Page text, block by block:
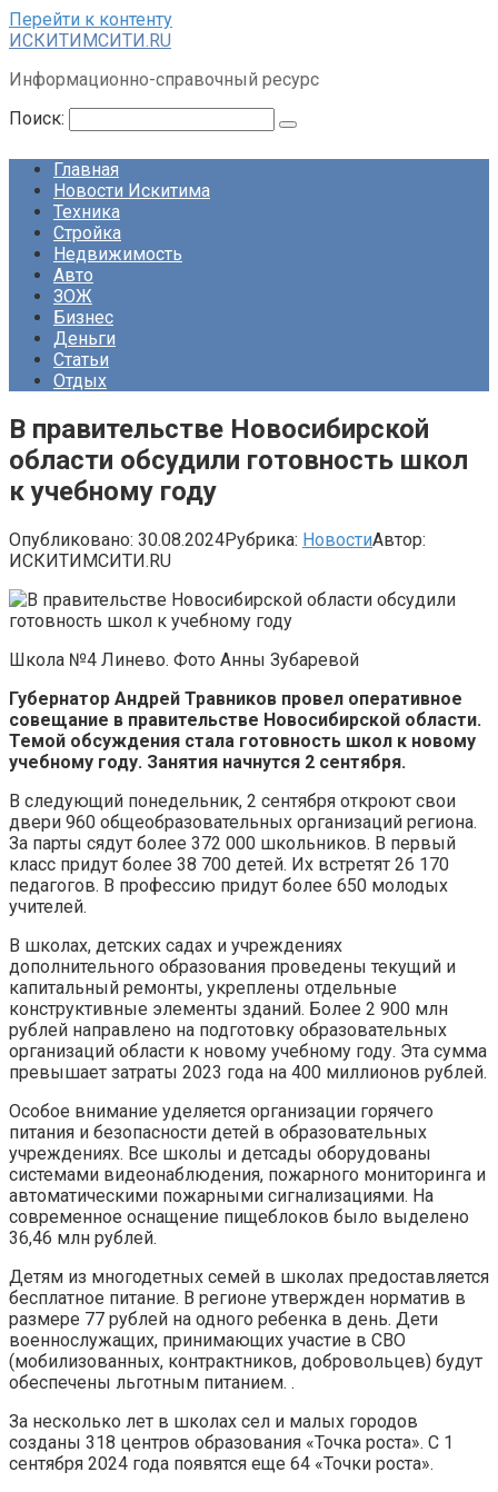
Перейти к контенту
ИСКИТИМСИТИ.RU
Информационно-справочный ресурс
Поиск:
Главная
Новости Искитима
Техника
Стройка
Недвижимость
Авто
ЗОЖ
Бизнес
Деньги
Статьи
Отдых
В правительстве Новосибирской
области обсудили готовность школ
к учебному году
Опубликовано: 30.08.2024Рубрика: НовостиАвтор:
ИСКИТИМСИТИ.RU
Школа №4 Линево. Фото Анны Зубаревой
Губернатор Андрей Травников провел оперативное
совещание в правительстве Новосибирской области.
Темой обсуждения стала готовность школ к новому
учебному году. Занятия начнутся 2 сентября.
В следующий понедельник, 2 сентября откроют свои
двери 960 общеобразовательных организаций региона.
За парты сядут более 372 000 школьников. В первый
класс придут более 38 700 детей. Их встретят 26 170
педагогов. В профессию придут более 650 молодых
учителей.
В школах, детских садах и учреждениях
дополнительного образования проведены текущий и
капитальный ремонты, укреплены отдельные
конструктивные элементы зданий. Более 2 900 млн
рублей направлено на подготовку образовательных
организаций области к новому учебному году. Эта сумма
превышает затраты 2023 года на 400 миллионов рублей.
Особое внимание уделяется организации горячего
питания и безопасности детей в образовательных
учреждениях. Все школы и детсады оборудованы
системами видеонаблюдения, пожарного мониторинга и
автоматическими пожарными сигнализациями. На
современное оснащение пищеблоков было выделено
36,46 млн рублей.
Детям из многодетных семей в школах предоставляется
бесплатное питание. В регионе утвержден норматив в
размере 77 рублей на одного ребенка в день. Дети
военнослужащих, принимающих участие в СВО
(мобилизованных, контрактников, добровольцев) будут
обеспечены льготным питанием. .
За несколько лет в школах сел и малых городов
созданы 318 центров образования «Точка роста». С 1
сентября 2024 года появятся еще 64 «Точки роста».